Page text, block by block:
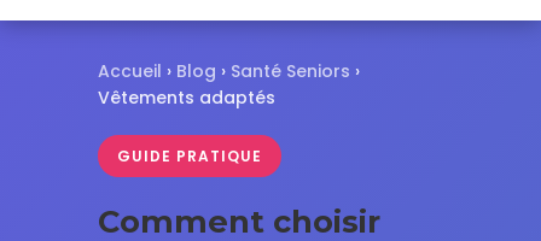
Accueil › Blog › Santé Seniors ›
Vêtements adaptés
GUIDE PRATIQUE
Comment choisir